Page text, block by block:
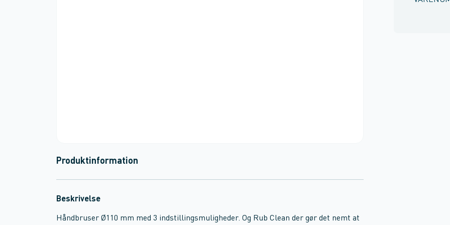
Produktinformation
Beskrivelse
Håndbruser Ø110 mm med 3 indstillingsmuligheder. Og Rub Clean der gør det nemt at